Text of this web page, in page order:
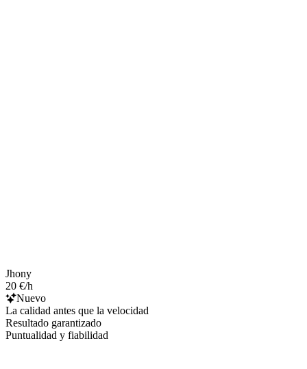
Jhony
20 €/h
Nuevo
La calidad antes que la velocidad
Resultado garantizado
Puntualidad y fiabilidad